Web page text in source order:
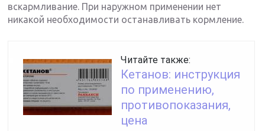
вскармливание. При наружном применении нет
никакой необходимости останавливать кормление.
Читайте также:
Кетанов: инструкция
по применению,
противопоказания,
цена